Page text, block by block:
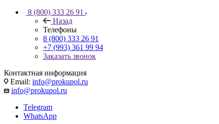
8 (800) 333 26 91
Назад
Телефоны
8 (800) 333 26 91
+7 (993) 361 99 94
Заказать звонок
Контактная информация
Email: info@prokupol.ru
info@prokupol.ru
Telegram
WhatsApp